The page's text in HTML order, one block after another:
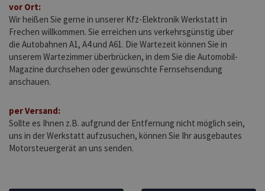
vor Ort:
Wir heißen Sie gerne in unserer Kfz-Elektronik Werkstatt in
Frechen willkommen. Sie erreichen uns verkehrsgünstig über
die Autobahnen A1, A4 und A61. Die Wartezeit können Sie in
unserem Wartezimmer überbrücken, in dem Sie die Automobil-
Magazine durchsehen oder gewünschte Fernsehsendung
anschauen.
per Versand:
Sollte es Ihnen z.B. aufgrund der Entfernung nicht möglich sein,
uns in der Werkstatt aufzusuchen, können Sie Ihr ausgebautes
Motorsteuergerät an uns senden.